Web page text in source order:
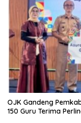
OJK Gandeng
150 Guru Terima